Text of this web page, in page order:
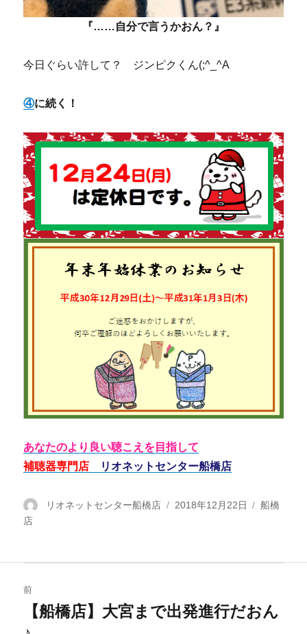
『……自分で言うかおん？』
今日ぐらい許して？ ジンピクくん(;^_^A
④に続く！
あなたのより良い聴こえを目指して
補聴器専門店
リオネットセンター船橋店
投
リオネットセンター船橋店
投
2018年12月22日
カ
船橋
店
稿
前
去
【船橋店】大宮まで出発進行だおん